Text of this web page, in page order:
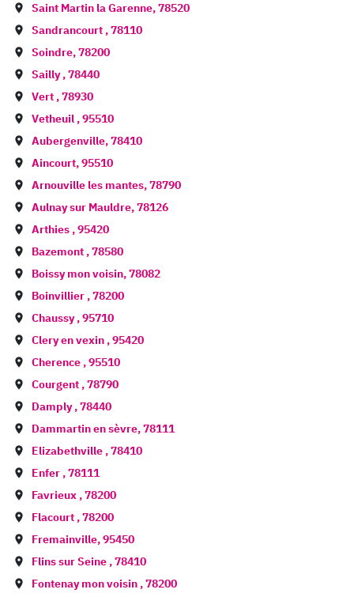
Saint Martin la Garenne,78520
Sandrancourt ,78110
Soindre,78200
Sailly,78440
Vert ,78930
Vetheuil ,95510
Aubergenville,78410
Aincourt,95510
Arnouville les mantes,78790
Aulnay sur Mauldre,78126
Arthies ,95420
Bazemont ,78580
Boissy mon voisin,78082
Boinvillier ,78200
Chaussy,95710
Clery en vexin ,95420
Cherence ,95510
Courgent ,78790
Damply,78440
Dammartin en sèvre,78111
Elizabethville ,78410
Enfer ,78111
Favrieux ,78200
Flacourt ,78200
Fremainville,95450
Flins sur Seine ,78410
Fontenay mon voisin ,78200